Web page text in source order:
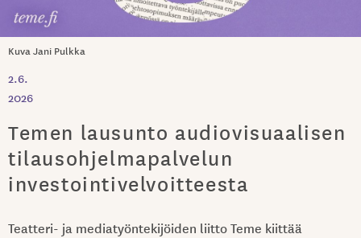
Kuva Jani Pulkka
2.6.
2026
Temen lausunto audiovisuaalisen
tilausohjelmapalvelun
investointivelvoitteesta
Teatteri- ja mediatyöntekijöiden liitto Teme kiittää